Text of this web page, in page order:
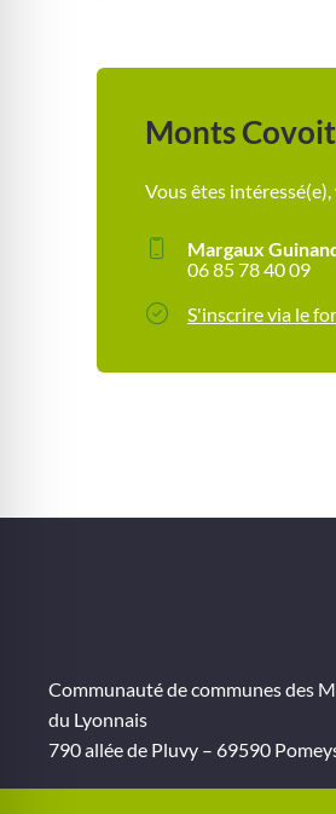
Monts
Vous êtes
Margaux
06 85 78 40 09
S'inscrire via le
Communauté de communes des
du Lyonnais
790 allée de Pluvy – 69590
Ouverture du lundi au vendredi